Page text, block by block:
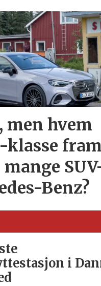
men hvem
klasse
mange
Benz?
i